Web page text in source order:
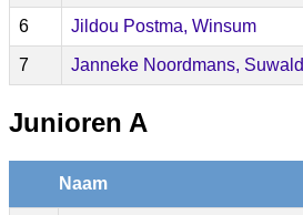
6 Jildou Postma, Winsum
7 Janneke Noordmans, Suwald
Junioren A
Naam